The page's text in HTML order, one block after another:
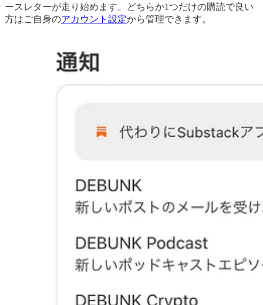
ースレターが走り始めます。どちらか1つだけの購読で良い
方はご自身のアカウント設定から管理できます。